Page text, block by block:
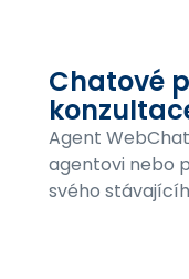
Chatové
Agent
agentovi nebo
svého